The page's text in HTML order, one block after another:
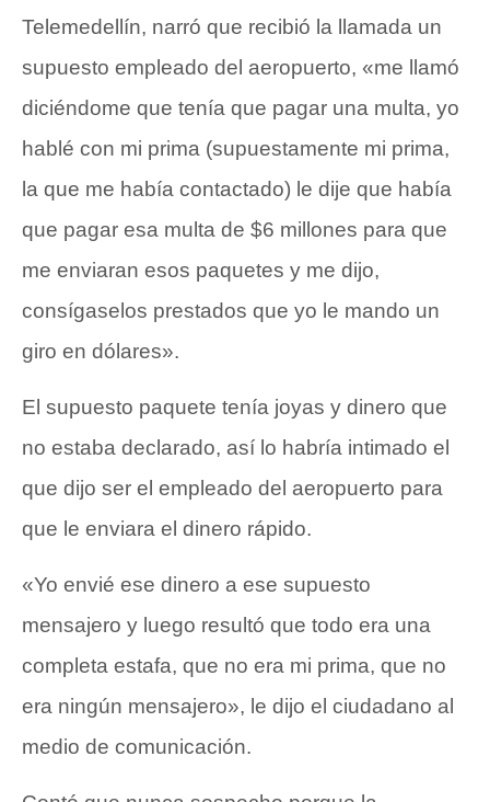
Telemedellín, narró que recibió la llamada un
supuesto empleado del aeropuerto, «me llamó
diciéndome que tenía que pagar una multa, yo
hablé con mi prima (supuestamente mi prima,
la que me había contactado) le dije que había
que pagar esa multa de $6 millones para que
me enviaran esos paquetes y me dijo,
consígaselos prestados que yo le mando un
giro en dólares».
El supuesto paquete tenía joyas y dinero que
no estaba declarado, así lo habría intimado el
que dijo ser el empleado del aeropuerto para
que le enviara el dinero rápido.
«Yo envié ese dinero a ese supuesto
mensajero y luego resultó que todo era una
completa estafa, que no era mi prima, que no
era ningún mensajero», le dijo el ciudadano al
medio de comunicación.